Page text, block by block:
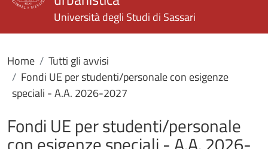
Università degli Studi di Sassari
Home
Tutti gli avvisi
Fondi UE per studenti/personale con esigenze
speciali - A.A. 2026-2027
Fondi UE per studenti/personale